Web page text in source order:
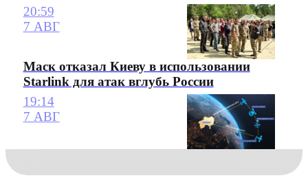
20:59
7 АВГ
Маск отказал Киеву в использовании
Starlink для атак вглубь России
19:14
7 АВГ